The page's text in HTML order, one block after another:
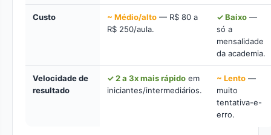
Custo ~ Médio/alto — R$ 80 a
R$ 250/aula.
✓ Baixo —
só a
mensalidade
da academia.
Velocidade de
resultado
✓ 2 a 3x mais rápido em
iniciantes/intermediários.
~ Lento —
muito
tentativa-e-
erro.